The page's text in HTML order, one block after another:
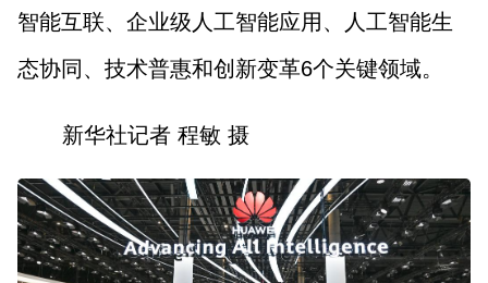
智能互联、企业级人工智能应用、人工智能生
态协同、技术普惠和创新变革6个关键领域。
新华社记者 程敏 摄